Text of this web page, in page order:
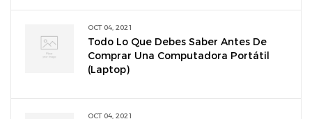
OCT 04, 2021
Todo Lo Que Debes Saber Antes De
Comprar Una Computadora Portátil
(laptop)
OCT 04, 2021